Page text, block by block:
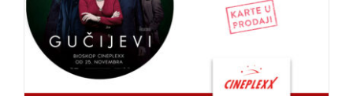
Ladies night događaj uz film ,,Gučijevi“ 25. novembra od
20 časova
Život i zabava